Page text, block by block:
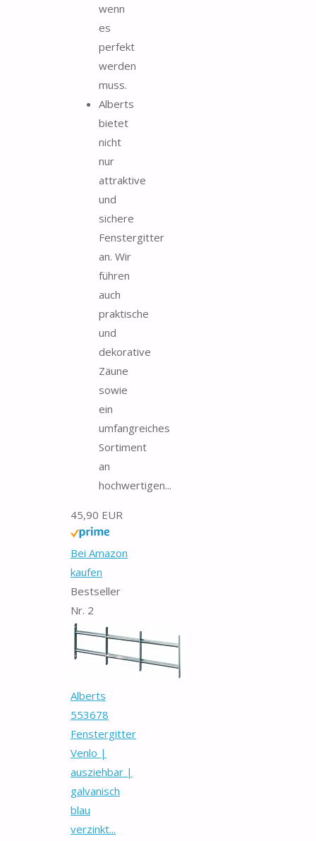
wenn
es
perfekt
werden
muss.
Alberts
bietet
nicht
nur
attraktive
und
sichere
Fenstergitter
an. Wir
führen
auch
praktische
und
dekorative
Zäune
sowie
ein
umfangreiches
Sortiment
an
hochwertigen...
45,90 EUR
Bei Amazon
kaufen
Bestseller
Nr. 2
Alberts
553678
Fenstergitter
Venlo |
ausziehbar |
galvanisch
blau
verzinkt...